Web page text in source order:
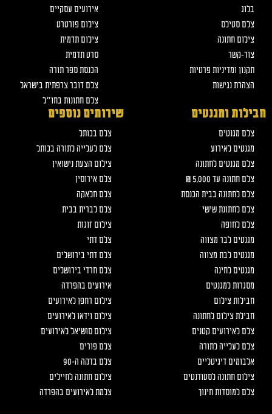
בלוג
צלם סטילס
צילום חתונה
צור-קשר
תקנון ומדיניות פרטיות
הצהרת נגישות
אירועים עסקיים
צילום פורטרט
צילום תדמית
סרט תדמית
הכנסת ספר תורה
צלם דובר צרפתית בישראל
צלם חתונות בחו״ל
חבילות ומגנטים
צלם מגנטים
מגנטים לאירוע
צלם מגנטים לחתונה
צלם חתונה עד 5,000 ₪
צלם לחתונה בבית הכנסת
צלם לחתונת שישי
צלם לחופה
מגנטים לבר מצווה
מגנטים לבת מצווה
מגנטים לחינה
מסגרות למגנטים
חבילות צילום
חבילת צילום לחתונה
צלם לאירועים קטנים
צלם לעלייה לתורה
אלבומים דיגיטליים
צילום חתונה לסטודנטים
צלם למוסדות חינוך
שירותים נוספים
צלם בכותל
צלם לעלייה לתורה בכותל
צילום הצעת נישואין
צלם אירוסין
צלם חלאקה
צלם לברית בבית
צילום זוגות
צלם דתי
צלם דתי בירושלים
צלם חרדי בירושלים
אירועים בהפרדה
צילום רחפן לאירועים
צילום וידאו לאירועים
צילום סושיאל לאירועים
צלם פורים
צלם בדקה ה-90
צילום חתונה לחיילים
צלמת לאירועים בהפרדה